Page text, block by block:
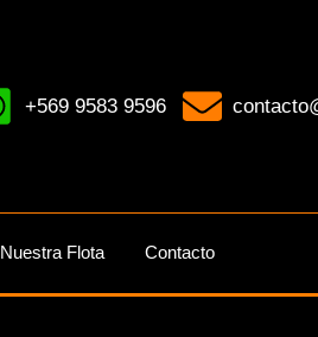
+569 9583 9596
Nuestra Flota Contacto